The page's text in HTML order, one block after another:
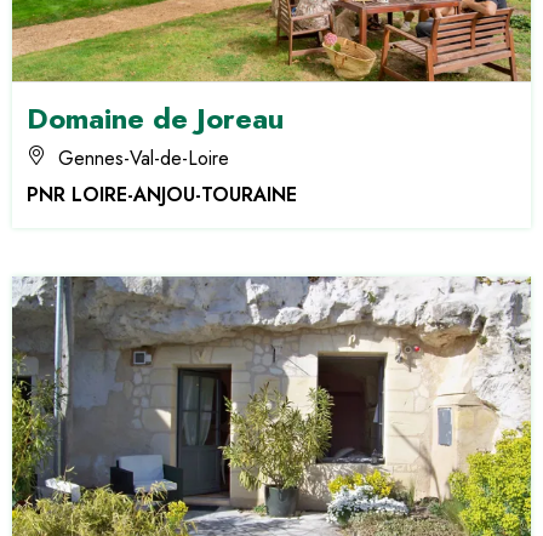
Domaine de Joreau
Gennes-Val-de-Loire
PNR LOIRE-ANJOU-TOURAINE